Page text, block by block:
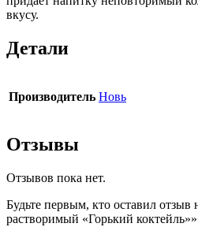
вкусу.
Детали
Производитель Новь
Отзывы
Отзывов пока нет.
Будьте первым, кто оставил
растворимый «Горький коктейль»»